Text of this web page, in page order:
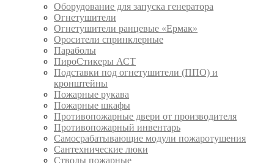
Оборудование для запуска генератора
Огнетушители
Огнетушители ранцевые «Ермак»
Оросители спринклерные
Параболы
ПироСтикеры АСТ
Подставки под огнетушители (ППО) и
кронштейны
Пожарные рукава
Пожарные шкафы
Противопожарные двери от производителя
Противопожарный инвентарь
Самосрабатывающие модули пожаротушения
Сантехнические люки
Стволы пожарные